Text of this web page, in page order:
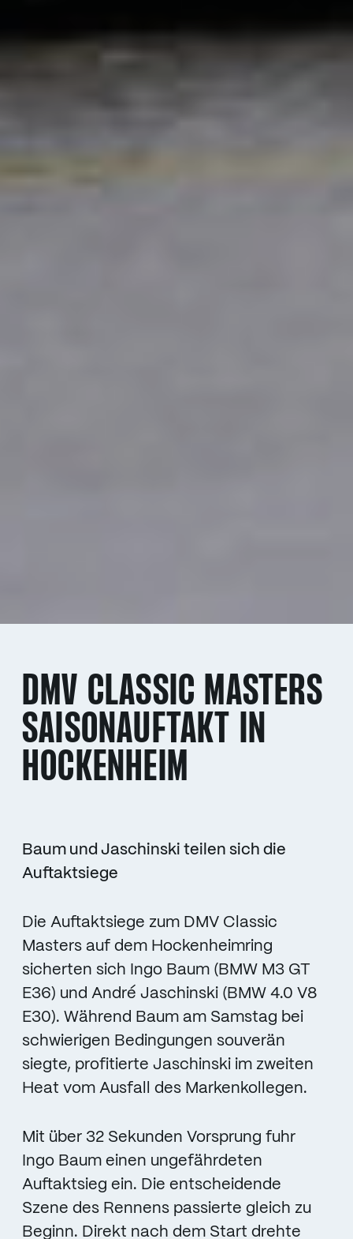
DMV CLASSIC MASTERS
SAISONAUFTAKT IN
HOCKENHEIM
Baum und Jaschinski teilen sich die
Auftaktsiege
Die Auftaktsiege zum DMV Classic
Masters auf dem Hockenheimring
sicherten sich Ingo Baum (BMW M3 GT
E36) und André Jaschinski (BMW 4.0 V8
E30). Während Baum am Samstag bei
schwierigen Bedingungen souverän
siegte, profitierte Jaschinski im zweiten
Heat vom Ausfall des Markenkollegen.
Mit über 32 Sekunden Vorsprung fuhr
Ingo Baum einen ungefährdeten
Auftaktsieg ein. Die entscheidende
Szene des Rennens passierte gleich zu
Beginn. Direkt nach dem Start drehte